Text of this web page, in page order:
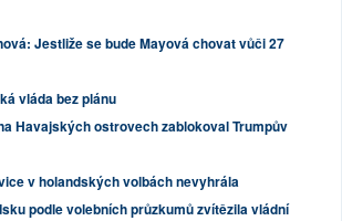
Jestliže se bude Mayová chovat vůči 27
vláda bez plánu
Havajských ostrovech zablokoval Trumpův
v holandských volbách nevyhrála
podle volebních průzkumů zvítězila vládní